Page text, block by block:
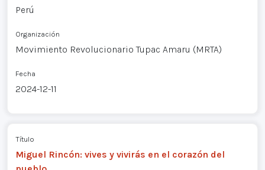
Perú
Organización
Movimiento Revolucionario Tupac Amaru (MRTA)
Fecha
2024-12-11
Título
Miguel Rincón: vives y vivirás en el corazón del